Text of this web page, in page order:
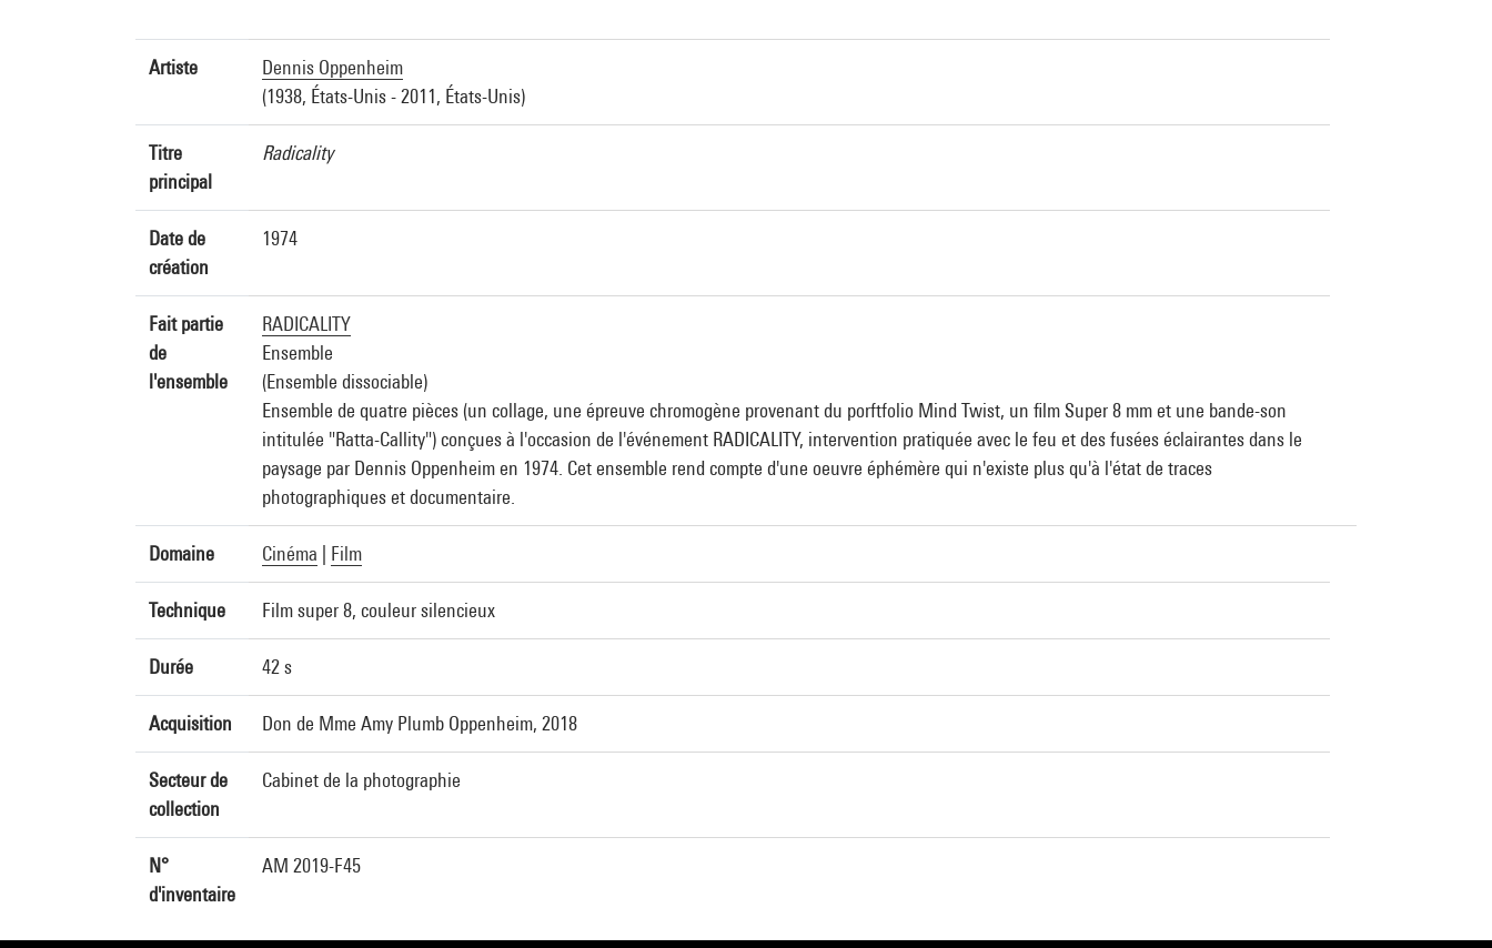
Artiste
Dennis Oppenheim
(1938, États-Unis - 2011, États-Unis)
Titre
principal
Radicality
Date de
création
1974
Fait partie
de
l'ensemble
RADICALITY
Ensemble
(Ensemble dissociable)
Ensemble de quatre pièces (un collage, une épreuve chromogène provenant du porftfolio Mind Twist, un film Super 8 mm et une bande-son
intitulée "Ratta-Callity") conçues à l'occasion de l'événement RADICALITY, intervention pratiquée avec le feu et des fusées éclairantes dans le
paysage par Dennis Oppenheim en 1974. Cet ensemble rend compte d'une oeuvre éphémère qui n'existe plus qu'à l'état de traces
photographiques et documentaire.
Domaine Cinéma Film
Technique Film super 8, couleur silencieux
Durée 42 s
Acquisition Don de Mme Amy Plumb Oppenheim, 2018
Secteur de
collection
Cabinet de la photographie
N°
d'inventaire
AM 2019-F45